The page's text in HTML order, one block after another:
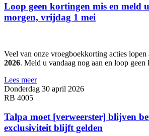
Loop geen kortingen mis en meld
morgen, vrijdag 1 mei
Veel van onze vroegboekkorting acties lopen
2026. Meld u vandaag nog aan en loop geen
Lees meer
Donderdag 30 april 2026
RB 4005
Talpa moet [verweerster] blijven
exclusiviteit blijft gelden